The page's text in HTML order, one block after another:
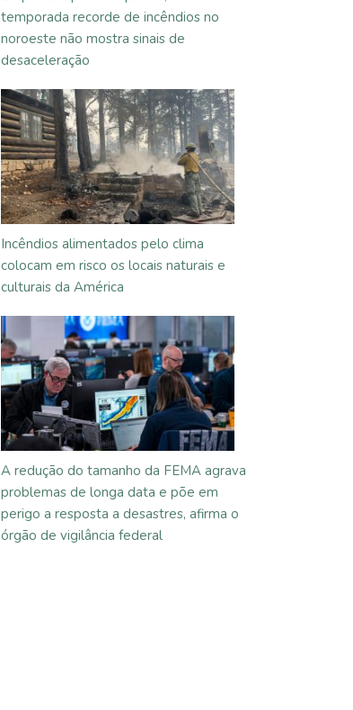
temporada recorde de incêndios no
noroeste não mostra sinais de
desaceleração
Incêndios alimentados pelo clima
colocam em risco os locais naturais e
culturais da América
A redução do tamanho da FEMA agrava
problemas de longa data e põe em
perigo a resposta a desastres, afirma o
órgão de vigilância federal